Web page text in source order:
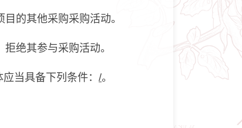
的其他采购采购活动。
绝其参与采购活动。
当具备下列条件： /。